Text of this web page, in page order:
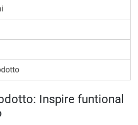
Inspire funtional